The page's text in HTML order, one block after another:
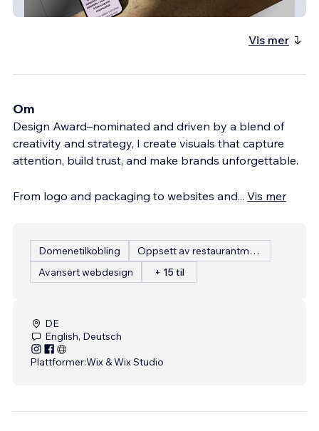
made by prinz
Vis mer
Om
Design Award–nominated and driven by a blend of
creativity and strategy, I create visuals that capture
attention, build trust, and make brands unforgettable.
From logo and packaging to websites and... Vis mer
Domenetilkobling
Oppsett av restaurantmeny
Avansert webdesign
+ 15 til
DE
English, Deutsch
Plattformer:Wix & Wix Studio